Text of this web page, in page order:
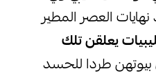
نهايات العصر المطير
يعلقن تلك
بيوتهن طردا للحسد